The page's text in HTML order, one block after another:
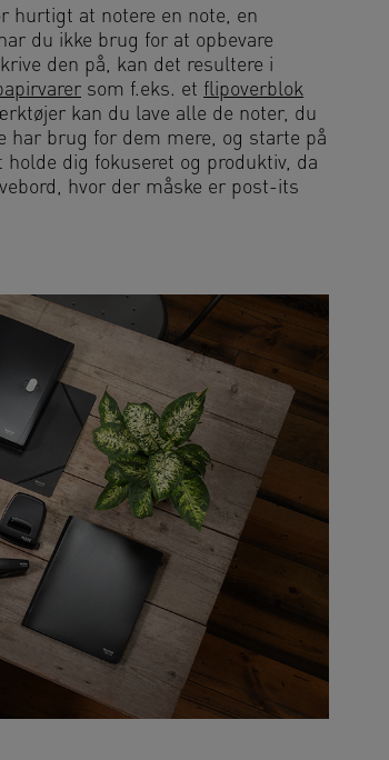
hurtigt at notere en note, en
du ikke brug for at opbevare
den på, kan det resultere i
som f.eks. et flipoverblok
kan du lave alle de noter, du
har brug for dem mere, og starte på
dig fokuseret og produktiv, da
hvor der måske er post-its